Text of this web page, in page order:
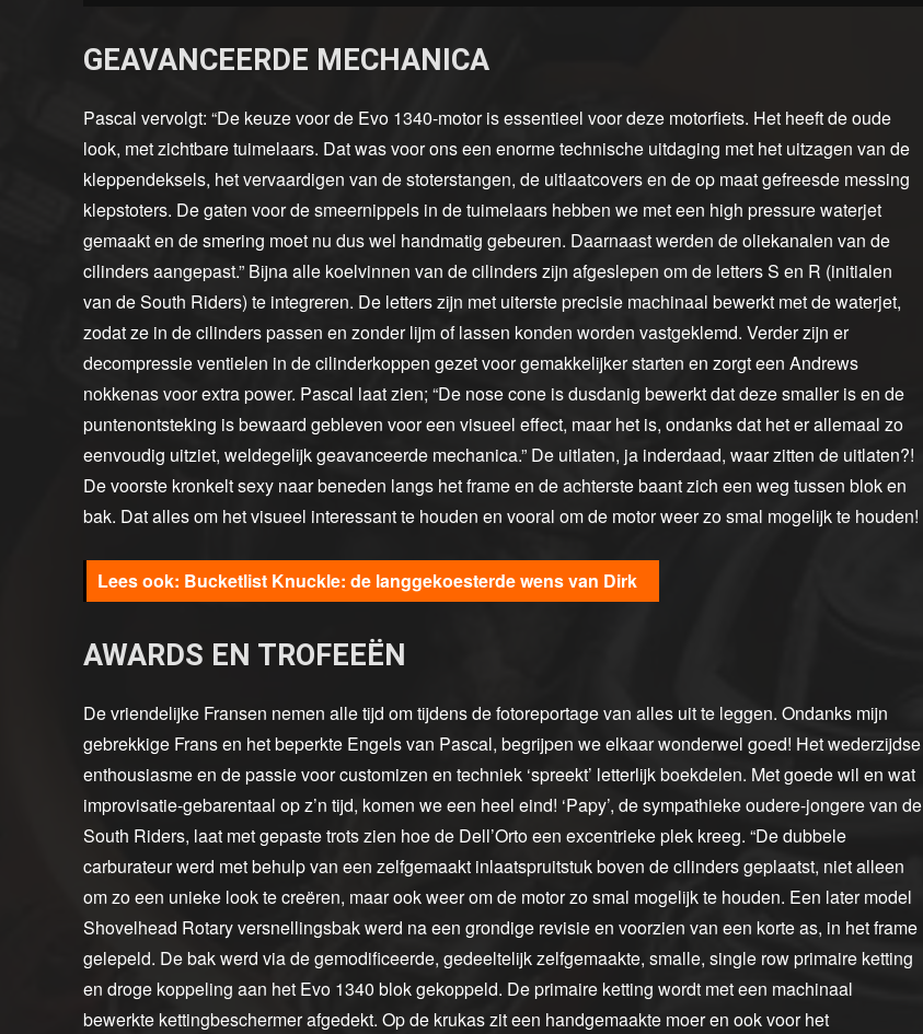
GEAVANCEERDE MECHANICA
Pascal vervolgt: “De keuze voor de Evo 1340-motor is essentieel voor deze motorfiets. Het heeft de oude
look, met zichtbare tuimelaars. Dat was voor ons een enorme technische uitdaging met het uitzagen van de
kleppendeksels, het vervaardigen van de stoterstangen, de uitlaatcovers en de op maat gefreesde messing
klepstoters. De gaten voor de smeernippels in de tuimelaars hebben we met een high pressure waterjet
gemaakt en de smering moet nu dus wel handmatig gebeuren. Daarnaast werden de oliekanalen van de
cilinders aangepast.” Bijna alle koelvinnen van de cilinders zijn afgeslepen om de letters S en R (initialen
van de South Riders) te integreren. De letters zijn met uiterste precisie machinaal bewerkt met de waterjet,
zodat ze in de cilinders passen en zonder lijm of lassen konden worden vastgeklemd. Verder zijn er
decompressie ventielen in de cilinderkoppen gezet voor gemakkelijker starten en zorgt een Andrews
nokkenas voor extra power. Pascal laat zien; “De nose cone is dusdanig bewerkt dat deze smaller is en de
puntenontsteking is bewaard gebleven voor een visueel effect, maar het is, ondanks dat het er allemaal zo
eenvoudig uitziet, weldegelijk geavanceerde mechanica.” De uitlaten, ja inderdaad, waar zitten de uitlaten?!
De voorste kronkelt sexy naar beneden langs het frame en de achterste baant zich een weg tussen blok en
bak. Dat alles om het visueel interessant te houden en vooral om de motor weer zo smal mogelijk te houden!
Bucketlist Knuckle: de langgekoesterde wens van Dirk
AWARDS EN TROFEEËN
De vriendelijke Fransen nemen alle tijd om tijdens de fotoreportage van alles uit te leggen. Ondanks mijn
gebrekkige Frans en het beperkte Engels van Pascal, begrijpen we elkaar wonderwel goed! Het wederzijdse
enthousiasme en de passie voor customizen en techniek ‘spreekt’ letterlijk boekdelen. Met goede wil en wat
improvisatie-gebarentaal op z’n tijd, komen we een heel eind! ‘Papy’, de sympathieke oudere-jongere van de
South Riders, laat met gepaste trots zien hoe de Dell’Orto een excentrieke plek kreeg. “De dubbele
carburateur werd met behulp van een zelfgemaakt inlaatspruitstuk boven de cilinders geplaatst, niet alleen
om zo een unieke look te creëren, maar ook weer om de motor zo smal mogelijk te houden. Een later model
Shovelhead Rotary versnellingsbak werd na een grondige revisie en voorzien van een korte as, in het frame
gelepeld. De bak werd via de gemodificeerde, gedeeltelijk zelfgemaakte, smalle, single row primaire ketting
en droge koppeling aan het Evo 1340 blok gekoppeld. De primaire ketting wordt met een machinaal
bewerkte kettingbeschermer afgedekt. Op de krukas zit een handgemaakte moer en ook voor het